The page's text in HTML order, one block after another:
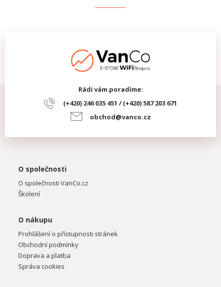
Rádi vám poradíme:
(+420) 246 035 451 / (+420) 587 203 671
obchod@vanco.cz
O společnosti
O společnosti VanCo.cz
Školení
O nákupu
Prohlášení o přístupnosti stránek
Obchodní podmínky
Doprava a platba
Správa cookies